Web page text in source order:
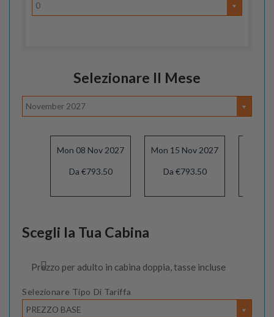
0
Selezionare Il Mese
November 2027
Mon 08 Nov 2027
Da €793.50
Mon 15 Nov 2027
Da €793.50
Scegli la Tua Cabina
Prezzo per adulto in cabina doppia, tasse incluse
Selezionare Tipo Di Tariffa
PREZZO BASE